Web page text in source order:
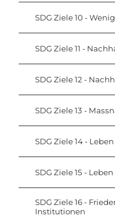
SDG Ziele 10 -
SDG Ziele 11 -
SDG Ziele 12 -
SDG Ziele 13 -
SDG Ziele 14 -
SDG Ziele 15 -
SDG Ziele 16 -
Institutionen